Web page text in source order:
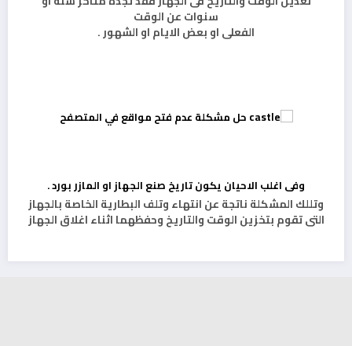
سنوات عن الوقت
الفعلى او بعض الايام او الشهور .
وفى اغلب الاحيان يكون تاريخ صنع الجهاز او المازر بورد .
وتللك المشكلة ناتجة عن انتهاء وتلف البطارية الخاصة بالجهاز
التى تقوم بتخزين الوقت والتاريخ وحفظهما اثناء اغلاق الجهاز